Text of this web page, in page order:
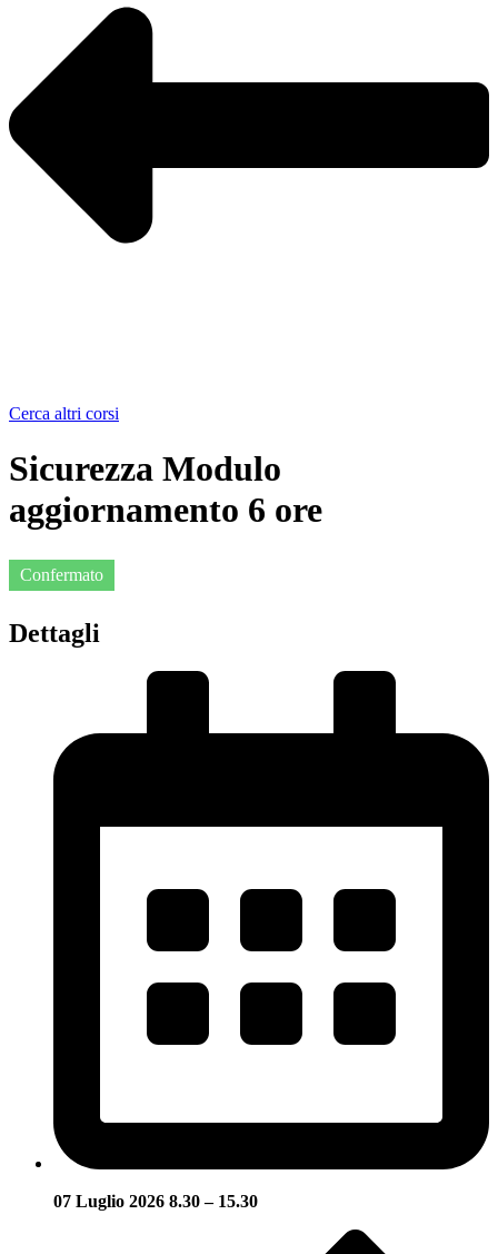
Cerca altri corsi
Sicurezza Modulo
aggiornamento 6 ore
Confermato
Dettagli
07 Luglio 2026 8.30 – 15.30